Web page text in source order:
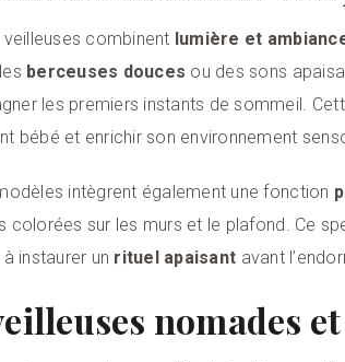
veilleuses combinent lumière et
berceuses douces ou des sons
les premiers instants de sommeil.
bébé et enrichir son environnement
intègrent également une fonction
colorées sur les murs et le plafond. Ce
instaurer un rituel apaisant avant
nomades